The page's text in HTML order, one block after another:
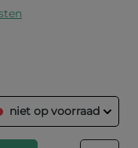
niet op voorraad